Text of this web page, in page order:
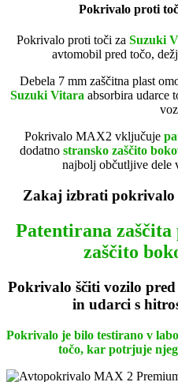
Pokrivalo proti
Pokrivalo proti toči za Suzuki
avtomobil pred točo,
Debela 7 mm zaščitna plast
Suzuki Vitara absorbira udarce
Pokrivalo MAX2 vključuje
dodatno stransko zaščito
najbolj občutljive dele
Zakaj izbrati
Patentirana zaščita
zaščito
Pokrivalo ščiti vozilo
in udarci s
Pokrivalo je bilo testirano v
točo, kar potrjuje